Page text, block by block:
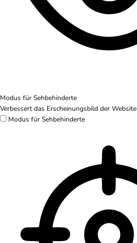
Modus für Sehbehinderte
Verbessert das Erscheinungsbild der Website
Modus für Sehbehinderte